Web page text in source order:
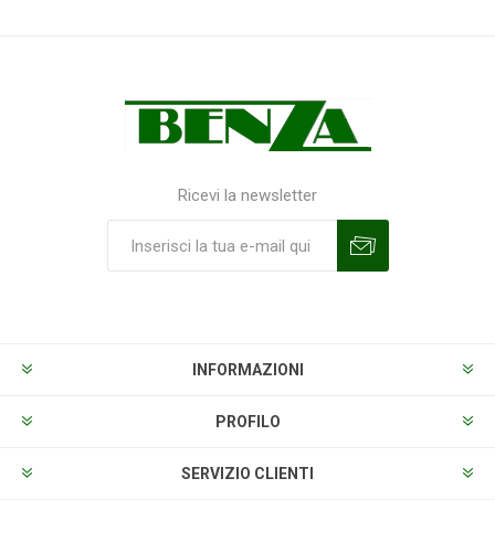
Ricevi la newsletter
INFORMAZIONI
PROFILO
SERVIZIO CLIENTI